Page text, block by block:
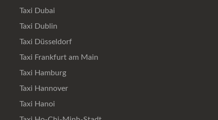
Taxi Dubai
Taxi Dublin
Taxi Düsseldorf
Taxi Frankfurt am Main
Taxi Hamburg
Taxi Hannover
Taxi Hanoi